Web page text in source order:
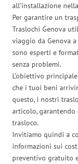
all’installazione
Per garantire un
Traslochi Genova
viaggio da Genova
sono esperti e
senza problemi.
L’obiettivo
che i tuoi beni
questo, i nostri
articolo,
trasloco.
Invitiamo quindi a
informazioni sui
preventivo gratuito